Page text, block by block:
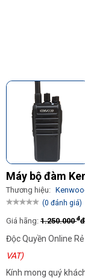
Máy bộ đàm
Thương hiệu:
(0 đánh giá)
Giá hãng: 1.250.000đđ
Độc Quyền Online Rẻ
VAT)
Kính mong quý